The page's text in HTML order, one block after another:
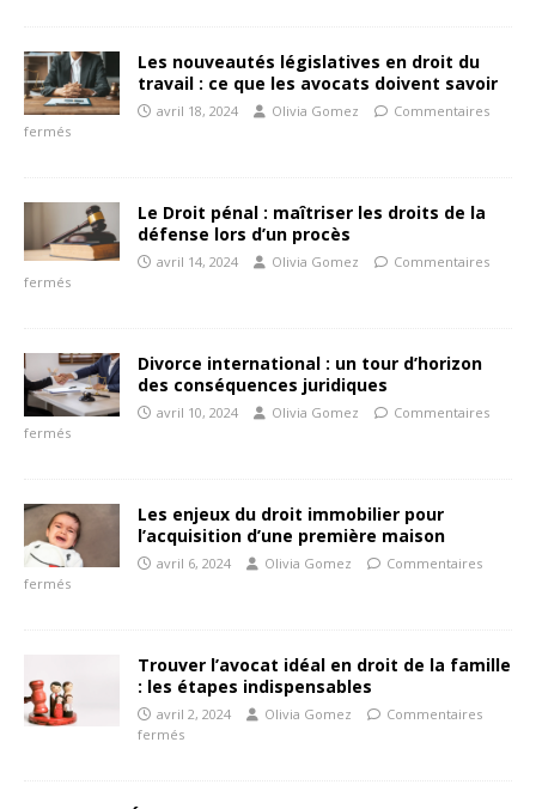
Les nouveautés législatives en droit du
travail : ce que les avocats doivent savoir
avril 18, 2024 Olivia Gomez
Commentaires
fermés
Le Droit pénal : maîtriser les droits de la
défense lors d’un procès
avril 14, 2024 Olivia Gomez
Commentaires
fermés
Divorce international : un tour d’horizon
des conséquences juridiques
avril 10, 2024 Olivia Gomez
Commentaires
fermés
Les enjeux du droit immobilier pour
l’acquisition d’une première maison
avril 6, 2024 Olivia Gomez
Commentaires
fermés
Trouver l’avocat idéal en droit de la famille
: les étapes indispensables
avril 2, 2024 Olivia Gomez
Commentaires
fermés